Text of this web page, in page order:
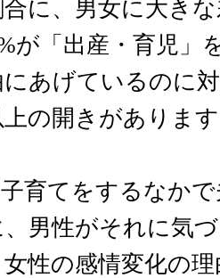
に、男女に大き
が「出産・育児」
あげているのに
の開きがありま
育てをするなか
男性がそれに気
性の感情変化の